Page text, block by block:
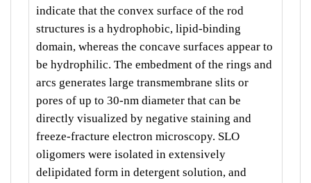
indicate that the convex surface of the rod
structures is a hydrophobic, lipid-binding
domain, whereas the concave surfaces appear to
be hydrophilic. The embedment of the rings and
arcs generates large transmembrane slits or
pores of up to 30-nm diameter that can be
directly visualized by negative staining and
freeze-fracture electron microscopy. SLO
oligomers were isolated in extensively
delipidated form in detergent solution, and